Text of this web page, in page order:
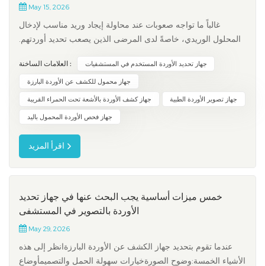
May 15, 2026
غالباً ما تواجه صعوبات عند محاولة إيجاد وريد مناسب لإدخال
المحلول الوريدي، خاصةً لدى المرضى الذين يصعب تحديد أوردتهم.
المحاولة الأولى إلى 30%، وقد يحتاج حوالي 20% منهم إلى عدة
محاولات. هذه الصعوبات قد تسبب عدم الراحة والقلق وإضاعة
الوقت. جهاز...
العلامات الساخنة : جهاز تحديد الأوردة المستخدم في المستشفيات
جهاز محمول للكشف عن الأوردة البارزة
جهاز كشف الأوردة بالأشعة تحت الحمراء القريبة جهاز تصوير الأوردة الطبية
جهاز فحص الأوردة المحمول باليد
اقرأ المزيد
خمس ميزات أساسية يجب البحث عنها في جهاز تحديد
الأوردة بالتصوير في المستشفى
May 29, 2026
عندما تقوم بتحديد جهاز الكشف عن الأوردة البارزةانظر إلى هذه
الأشياء الخمسة:وضوح الصورةخيارات سهولة الحمل والتصميمأوضاع